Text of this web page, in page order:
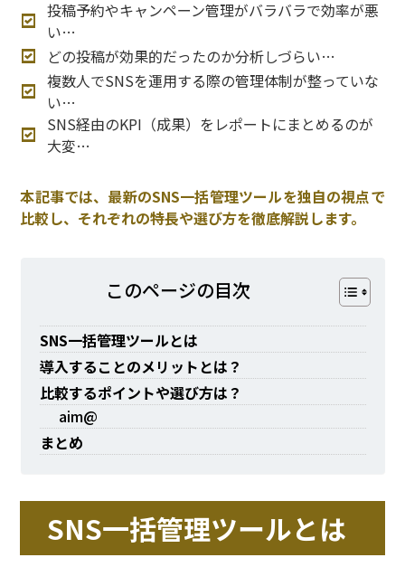
投稿予約やキャンペーン管理がバラバラで効率が悪
い…
どの投稿が効果的だったのか分析しづらい…
複数人でSNSを運用する際の管理体制が整っていな
い…
SNS経由のKPI（成果）をレポートにまとめるのが
大変…
本記事では、最新のSNS一括管理ツールを独自の視点で
比較し、それぞれの特長や選び方を徹底解説します。
このページの⽬次
SNS一括管理ツールとは
導入することのメリットとは？
比較するポイントや選び方は？
aim@
まとめ
SNS一括管理ツールとは